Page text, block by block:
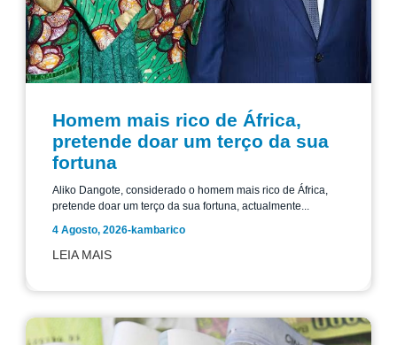
Homem mais rico de África,
pretende doar um terço da sua
fortuna
Aliko Dangote, considerado o homem mais rico de África,
pretende doar um terço da sua fortuna, actualmente...
4 Agosto, 2026-kambarico
LEIA MAIS